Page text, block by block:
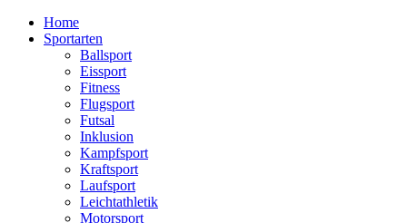
Menü
Home
Sportarten
Ballsport
Eissport
Fitness
Flugsport
Futsal
Inklusion
Kampfsport
Kraftsport
Laufsport
Leichtathletik
Motorsport